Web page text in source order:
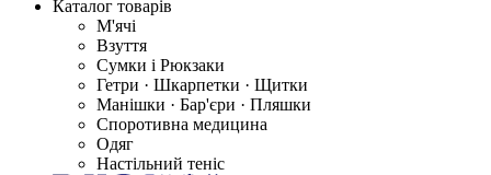
Каталог товарів
М'ячі
Взуття
Сумки і Рюкзаки
Гетри · Шкарпетки · Щитки
Манішки · Бар'єри · Пляшки
Споротивна медицина
Одяг
Настільний теніс